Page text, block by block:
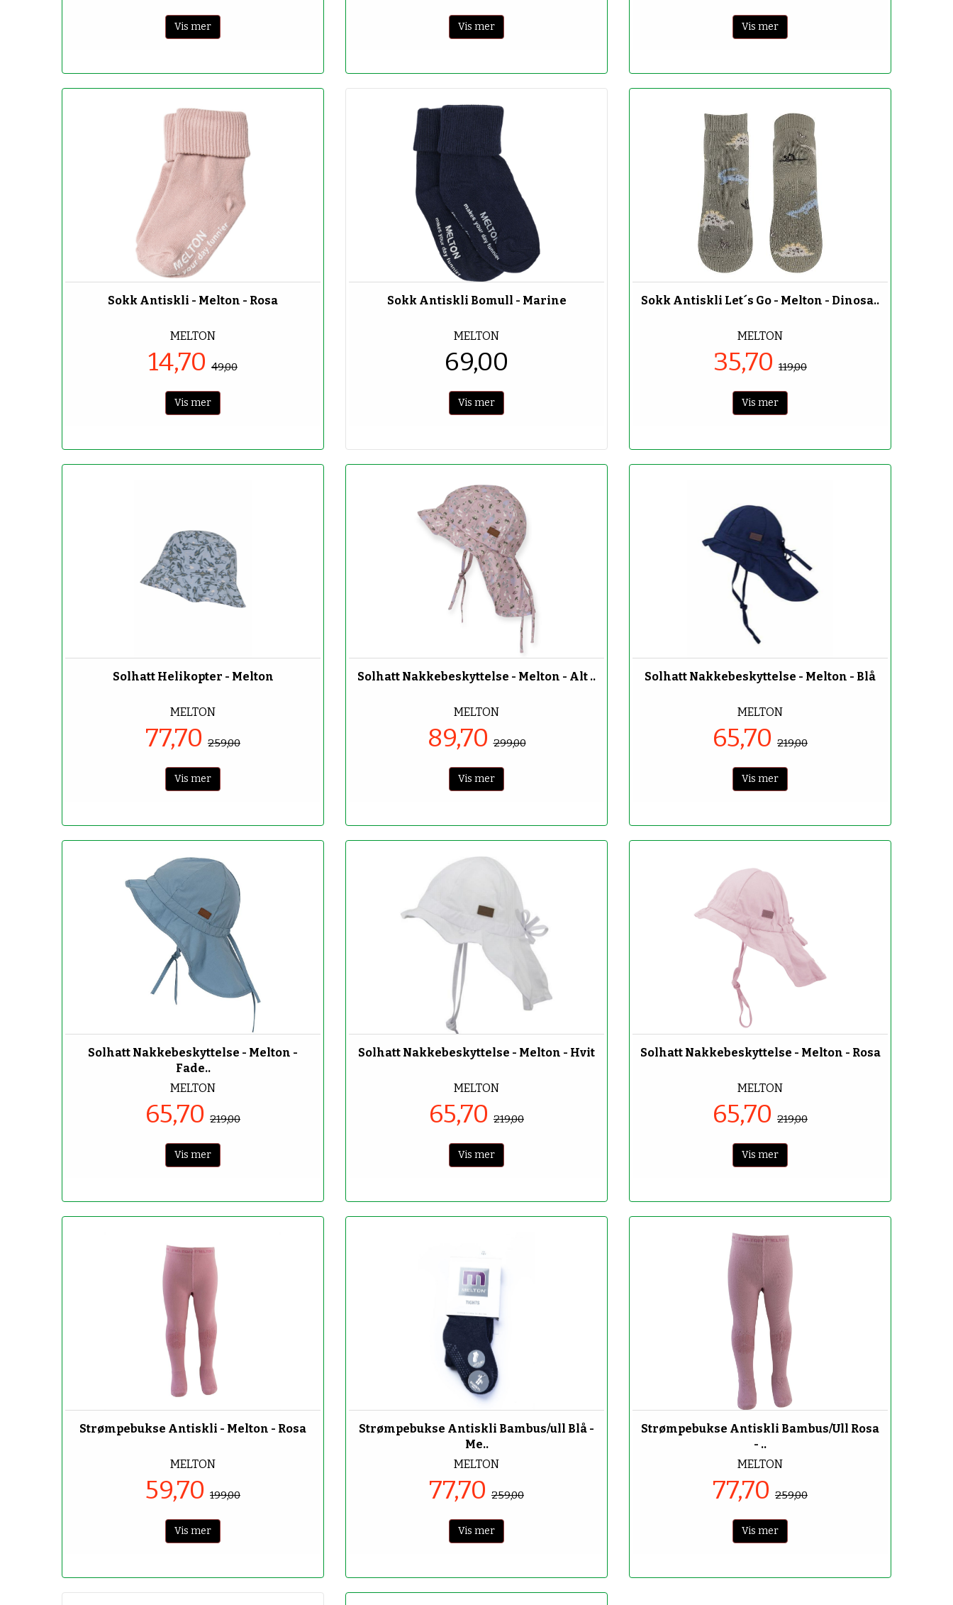
Vis mer Vis mer Vis mer
-70%
Sokk Antiskli - Melton - Rosa
MELTON
14,70 49,00
Vis mer
Sokk Antiskli Bomull - Marine
MELTON
69,00
Vis mer
Sokk Antiskli Let´s Go - Melton - Dinosa..
MELTON
35,70 119,00
Vis mer
Solhatt Helikopter - Melton
MELTON
77,70 259,00
Vis mer
Solhatt Nakkebeskyttelse - Melton - Alt ..
MELTON
89,70299,00
Vis mer
Solhatt Nakkebeskyttelse - Melton - Blå
MELTON
65,70 219,00
Vis mer
Solhatt Nakkebeskyttelse - Melton -
Fade..
MELTON
65,70 219,00
Vis mer
Solhatt Nakkebeskyttelse - Melton - Hvit
MELTON
65,70 219,00
Vis mer
-70%
Solhatt Nakkebeskyttelse - Melton - Rosa
MELTON
65,70 219,00
Vis mer
-70%
Strømpebukse Antiskli - Melton - Rosa
MELTON
59,70 199,00
Vis mer
-70%
Strømpebukse Antiskli Bambus/ull Blå -
Me..
MELTON
77,70 259,00
Vis mer
-70%
Strømpebukse Antiskli Bambus/Ull Rosa
- ..
MELTON
77,70 259,00
Vis mer